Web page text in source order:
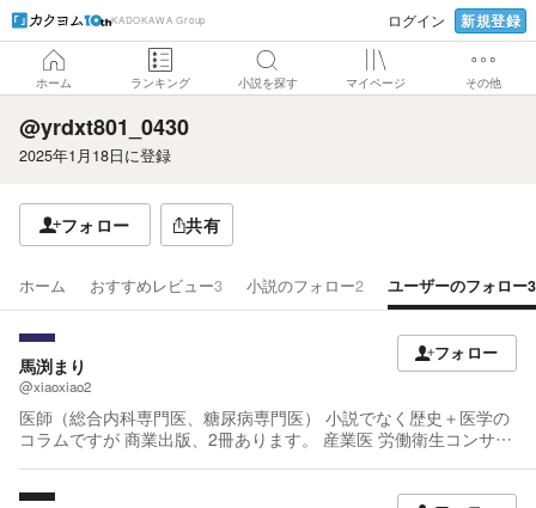
KADOKAWA Group ログイン 新規登録
ホーム ランキング 小説を探す マイページ その他
@yrdxt801_0430
2025年1月18日に登録
フォロー 共有
ホーム おすすめレビュー3 小説のフォロー2 ユーザーのフォロー3
馬渕まり
@xiaoxiao2
医師（総合内科専門医、糖尿病専門医） 小説でなく歴史＋医学の
コラムですが 商業出版、2冊あります。 産業医 労働衛生コンサル
フォロー